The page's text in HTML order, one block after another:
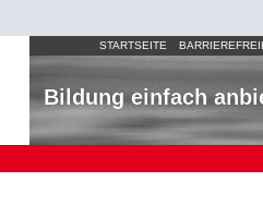
STARTSEITE
Bildung einfach